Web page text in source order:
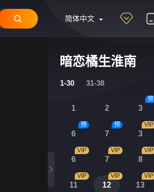
简体中文
暗恋橘生淮南
1-30 31-38
1 2 3
预
6
预
7
预
3
VIP
6
VIP
7
VIP
8
VIP
11
VIP
12
VIP
13
VIP